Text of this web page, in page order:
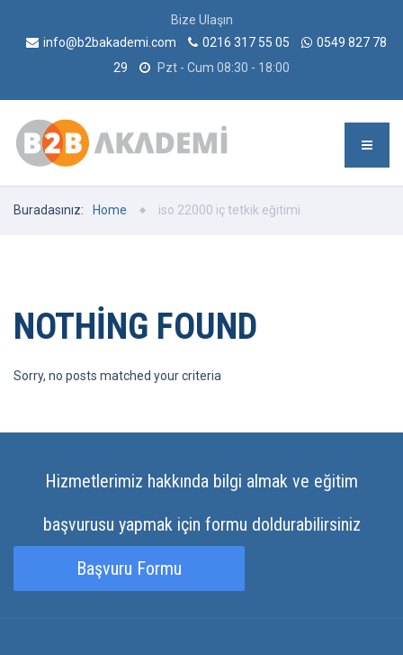
Bize Ulaşın
info@b2bakademi.com
0216 317 55 05
0549 827 78
29
Pzt - Cum 08:30 - 18:00
Buradasınız: Home iso 22000 iç tetkik eğitimi
NOTHING FOUND
Sorry, no posts matched your criteria
Hizmetlerimiz hakkında bilgi almak ve eğitim
başvurusu yapmak için formu doldurabilirsiniz
Başvuru Formu